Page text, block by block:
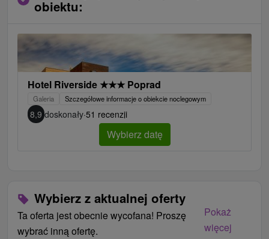
obiektu:
Hotel Riverside ★★★ Poprad
Galeria Szczegółowe informacje o obiekcie noclegowym
8,9 doskonały·51 recenzji
Wybierz datę
Wybierz z aktualnej oferty
Ta oferta jest obecnie wycofana! Proszę
wybrać inną ofertę.
Pokaż
więcej